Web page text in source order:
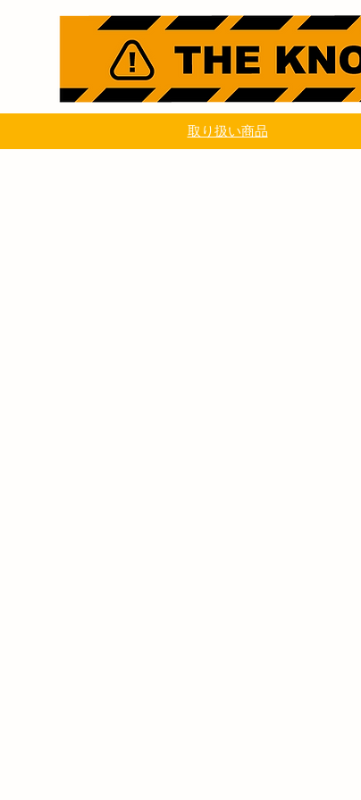
取り扱い商品